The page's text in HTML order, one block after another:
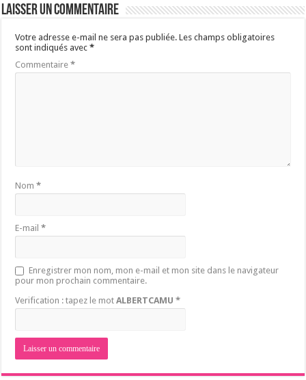
Laisser un commentaire
Votre adresse e-mail ne sera pas publiée. Les champs obligatoires
sont indiqués avec*
Commentaire*
Nom*
E-mail*
Enregistrer mon nom, mon e-mail et mon site dans le navigateur
pour mon prochain commentaire.
Verification : tapez le motALBERTCAMU *